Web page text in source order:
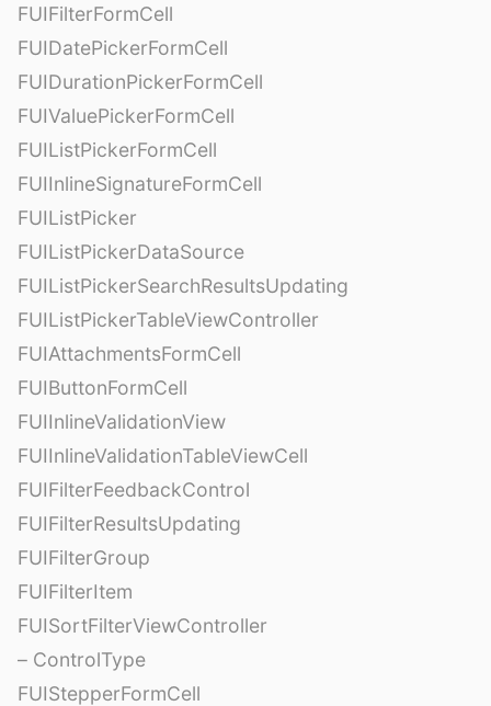
FUIFilterFormCell
FUIDatePickerFormCell
FUIDurationPickerFormCell
FUIValuePickerFormCell
FUIListPickerFormCell
FUIInlineSignatureFormCell
FUIListPicker
FUIListPickerDataSource
FUIListPickerSearchResultsUpdating
FUIListPickerTableViewController
FUIAttachmentsFormCell
FUIButtonFormCell
FUIInlineValidationView
FUIInlineValidationTableViewCell
FUIFilterFeedbackControl
FUIFilterResultsUpdating
FUIFilterGroup
FUIFilterItem
FUISortFilterViewController
– ControlType
FUIStepperFormCell